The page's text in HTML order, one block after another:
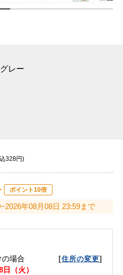
レー
328円)
ポイント10倍
年08月08日 23:59まで
の場合 [住所の変更]
（火）